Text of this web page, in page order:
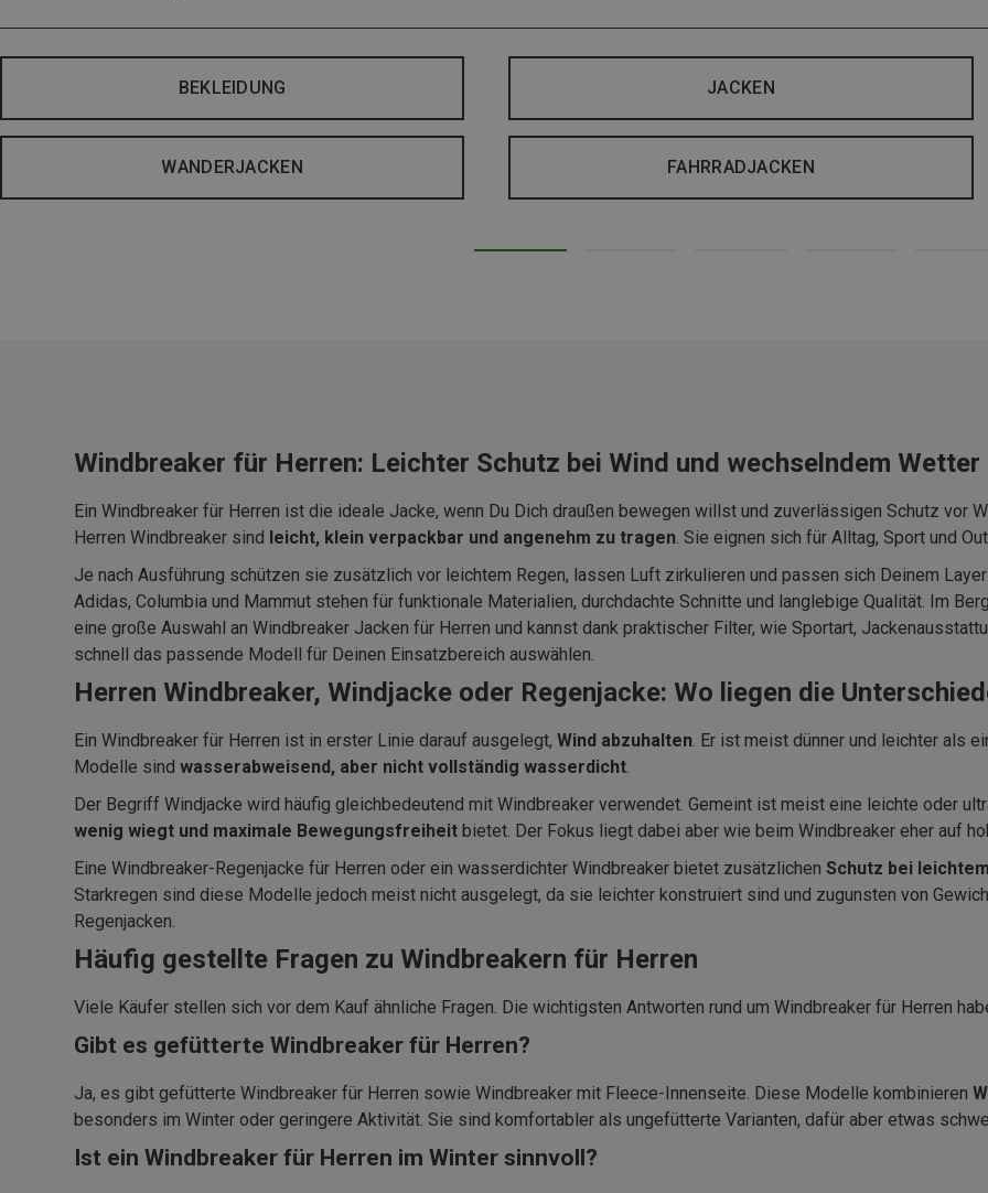
BEKLEIDUNG JACKEN
WANDERJACKEN FAHRRADJACKEN
Windbreaker für Herren: Leichter Schutz bei Wind und wechselndem Wetter
Ein Windbreaker für Herren ist die ideale Jacke, wenn Du Dich draußen bewegen willst und zuverlässigen Schutz vor
Herren Windbreaker sind leicht, klein verpackbar und angenehm zu tragen. Sie eignen sich für Alltag, Sport und
Je nach Ausführung schützen sie zusätzlich vor leichtem Regen, lassen Luft zirkulieren und passen sich Deinem
Adidas, Columbia und Mammut stehen für funktionale Materialien, durchdachte Schnitte und langlebige Qualität. Im
eine große Auswahl an Windbreaker Jacken für Herren und kannst dank praktischer Filter, wie Sportart,
schnell das passende Modell für Deinen Einsatzbereich auswählen.
Herren Windbreaker, Windjacke oder Regenjacke: Wo liegen die
Ein Windbreaker für Herren ist in erster Linie darauf ausgelegt, Wind abzuhalten. Er ist meist dünner und leichter als
Modelle sind wasserabweisend, aber nicht vollständig wasserdicht.
Der Begriff Windjacke wird häufig gleichbedeutend mit Windbreaker verwendet. Gemeint ist meist eine leichte oder
wenig wiegt und maximale Bewegungsfreiheit bietet. Der Fokus liegt dabei aber wie beim Windbreaker eher auf
Eine Windbreaker-Regenjacke für Herren oder ein wasserdichter Windbreaker bietet zusätzlichen Schutz bei
Starkregen sind diese Modelle jedoch meist nicht ausgelegt, da sie leichter konstruiert sind und zugunsten von
Regenjacken.
Häufig gestellte Fragen zu Windbreakern für Herren
Viele Käufer stellen sich vor dem Kauf ähnliche Fragen. Die wichtigsten Antworten rund um Windbreaker für Herren
Gibt es gefütterte Windbreaker für Herren?
Ja, es gibt gefütterte Windbreaker für Herren sowie Windbreaker mit Fleece-Innenseite. Diese Modelle kombinieren
besonders im Winter oder geringere Aktivität. Sie sind komfortabler als ungefütterte Varianten, dafür aber etwas
Ist ein Windbreaker für Herren im Winter sinnvoll?